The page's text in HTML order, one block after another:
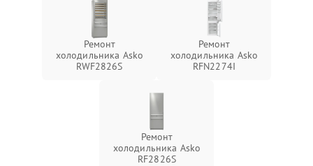
Ремонт
холодильника Asko
RWF2826S
Ремонт
холодильника Asko
RFN2274I
Ремонт
холодильника Asko
RF2826S